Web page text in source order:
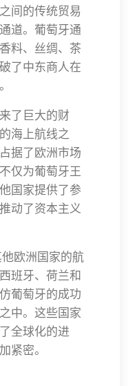
间的传统贸易
道。葡萄牙通
料、丝绸、茶
了中东商人在
了巨大的财
海上航线之
据了欧洲市场
仅为葡萄牙王
国家提供了参
动了资本主义
欧洲国家的航
班牙、荷兰和
葡萄牙的成功
中。这些国家
全球化的进
紧密。